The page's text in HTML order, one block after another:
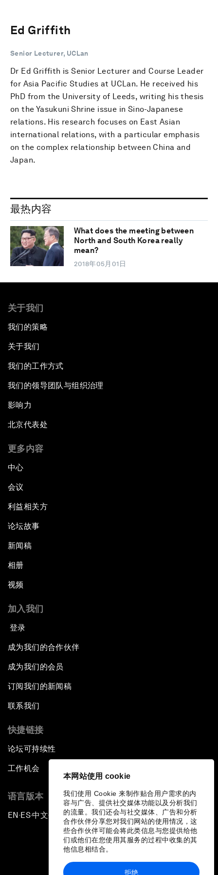
本网站使用 cookie
我们使用 Cookie 来制作贴合用户需求的内
容与广告、提供社交媒体功能以及分析我们
的流量。我们还会与社交媒体、广告和分析
合作伙伴分享您对我们网站的使用情况，这
些合作伙伴可能会将此类信息与您提供给他
们或他们在您使用其服务的过程中收集的其
他信息相结合。
拒绝
Ed Griffith
Senior Lecturer, UCLan
Dr Ed Griffith is Senior Lecturer and Course Leader
for Asia Pacific Studies at UCLan. He received his
PhD from the University of Leeds, writing his thesis
on the Yasukuni Shrine issue in Sino-Japanese
relations. His research focuses on East Asian
international relations, with a particular emphasis
on the complex relationship between China and
Japan.
最热内容
What does the meeting between
North and South Korea really
mean?
2018年05月01日
关于我们
我们的策略
关于我们
我们的工作方式
我们的领导团队与组织治理
影响力
北京代表处
更多内容
中心
会议
利益相关方
论坛故事
新闻稿
相册
视频
加入我们
登录
成为我们的合作伙伴
成为我们的会员
订阅我们的新闻稿
联系我们
快捷链接
论坛可持续性
工作机会
语言版本
EN ▪ ES▪中文▪ 日本語